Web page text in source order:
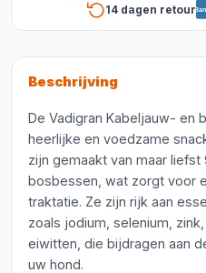
14 dagen retour
Beschrijving
De Vadigran Kabeljauw- en
heerlijke en voedzame
zijn gemaakt van maar
bosbessen, wat zorgt voor
traktatie. Ze zijn rijk aan
zoals jodium, selenium,
eiwitten, die bijdragen aan
uw hond.